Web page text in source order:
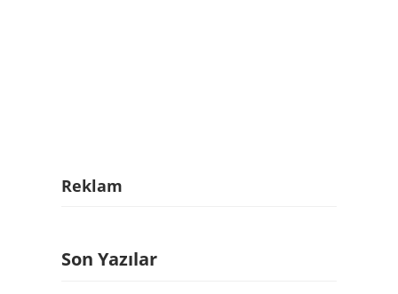
Reklam
Son Yazılar